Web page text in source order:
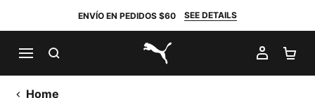
ENVÍO EN PEDIDOS $60 SEE DETAILS
PUMA.com
MI
Home